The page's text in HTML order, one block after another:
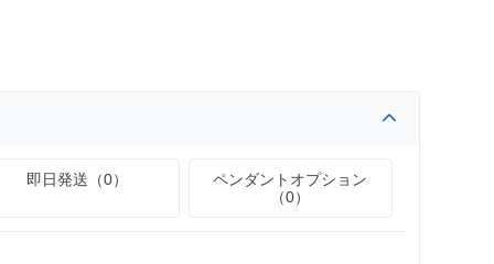
即日発送（0）
ペンダントオプション
（0）